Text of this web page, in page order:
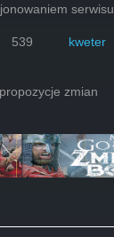
serwisu
539 kweter
zmian